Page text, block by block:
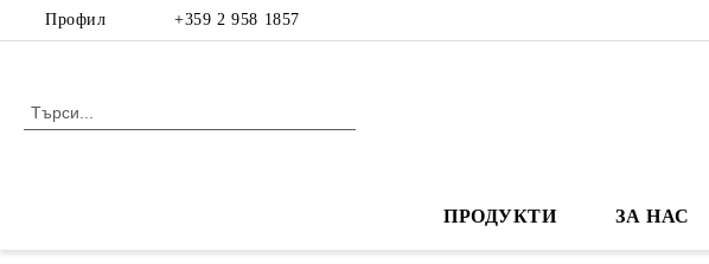
Профил +359 2 958 1857
ПРОДУКТИ ЗА НАС